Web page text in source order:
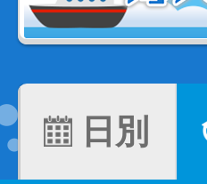
日別